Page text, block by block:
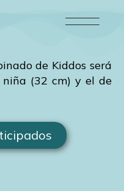
de Kiddos será
niña (32 cm) y el de